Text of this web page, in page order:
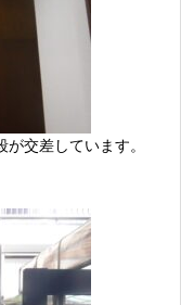
交差しています。